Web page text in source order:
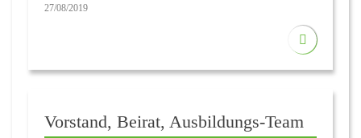
27/08/2019
Vorstand, Beirat, Ausbildungs-Team